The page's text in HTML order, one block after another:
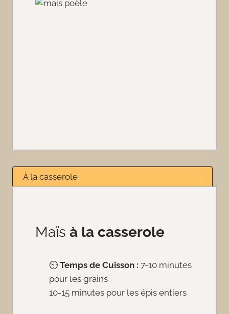
À la casserole
Maïs à la casserole
⏲️ Temps de Cuisson : 7-10 minutes
pour les grains
10-15 minutes pour les épis entiers